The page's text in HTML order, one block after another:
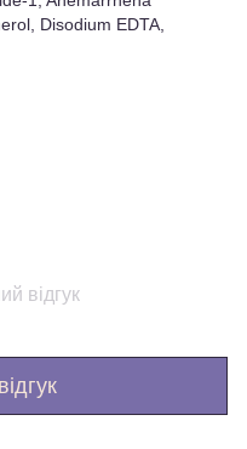
Disodium EDTA,
відгук